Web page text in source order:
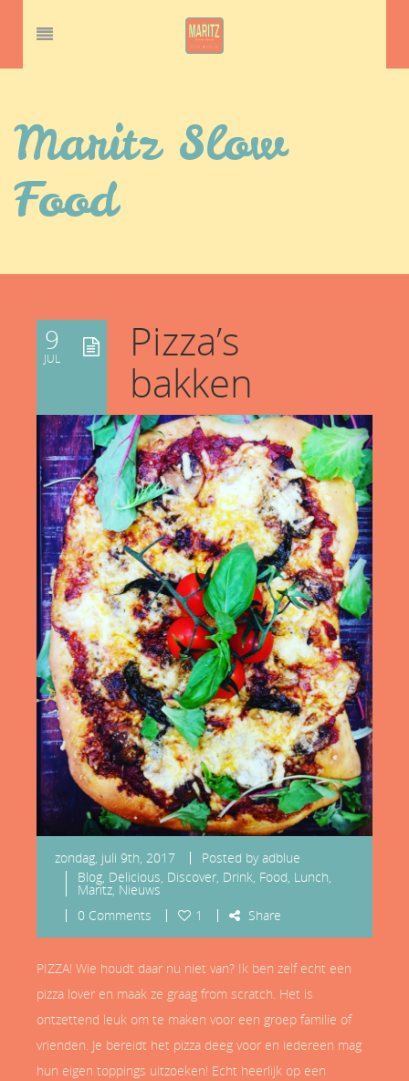
Maritz Slow
Food
9
JUL
Pizza’s
bakken
zondag, juli 9th, 2017 Posted byadblue
Blog, Delicious, Discover, Drink, Food, Lunch,
Maritz, Nieuws
0 Comments
1 Share
PIZZA! Wie houdt daar nu niet van? Ik ben zelf echt een
pizza lover en maak ze graag from scratch. Het is
ontzettend leuk om te maken voor een groep familie of
vrienden. Je bereidt het pizza deeg voor en iedereen mag
hun eigen toppings uitzoeken! Echt heerlijk op een